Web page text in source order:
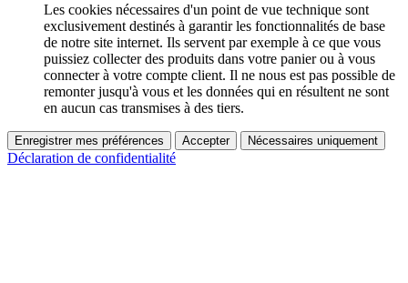
Les cookies nécessaires d'un point de vue technique sont
exclusivement destinés à garantir les fonctionnalités de base
de notre site internet. Ils servent par exemple à ce que vous
puissiez collecter des produits dans votre panier ou à vous
connecter à votre compte client. Il ne nous est pas possible de
remonter jusqu'à vous et les données qui en résultent ne sont
en aucun cas transmises à des tiers.
Enregistrer mes préférences Accepter Nécessaires uniquement
Déclaration de confidentialité